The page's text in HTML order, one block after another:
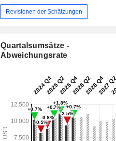
Revisionen der Schätzungen
Quartalsumsätze -
Abweichungsrate